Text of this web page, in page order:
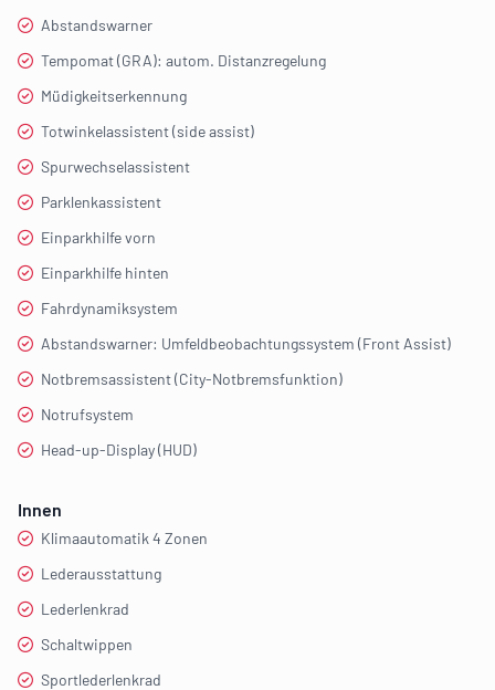
Abstandswarner
Tempomat (GRA): autom. Distanzregelung
Müdigkeitserkennung
Totwinkelassistent (side assist)
Spurwechselassistent
Parklenkassistent
Einparkhilfe vorn
Einparkhilfe hinten
Fahrdynamiksystem
Abstandswarner: Umfeldbeobachtungssystem (Front Assist)
Notbremsassistent (City-Notbremsfunktion)
Notrufsystem
Head-up-Display (HUD)
Innen
Klimaautomatik 4 Zonen
Lederausstattung
Lederlenkrad
Schaltwippen
Sportlederlenkrad